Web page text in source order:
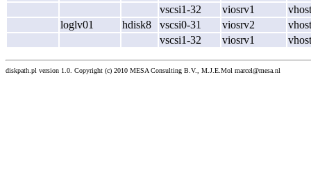
vscsi1-32
viosrv1
loglv01
hdisk8 vscsi0-31 viosrv2
vscsi1-32
viosrv1
diskpath.pl version 1.0. Copyright (c) 2010 MESA Consulting B.V., M.J.E.Mol marcel@mesa.nl